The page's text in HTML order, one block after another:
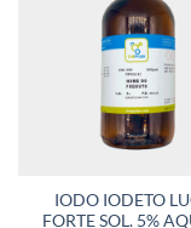
IODO IODETO
FORTE SOL. 5%